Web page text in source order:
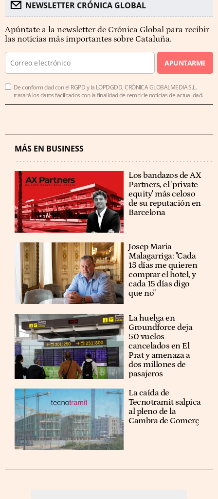
NEWSLETTER CRÓNICA GLOBAL
Apúntate a la newsletter de Crónica Global para recibir
las noticias más importantes sobre Cataluña.
APUNTARME
De conformidad con el RGPD y la LOPDGDD, CRÓNICA GLOBALMEDIA S.L.
tratará los datos facilitados con la finalidad de remitirle noticias de actualidad.
MÁS EN BUSINESS
Los bandazos de AX
Partners, el 'private
equity' más celoso
de su reputación en
Barcelona
​​Josep Maria
Malagarriga: "Cada
15 días me quieren
comprar el hotel, y
cada 15 días digo
que no"
La huelga en
Groundforce deja
50 vuelos
cancelados en El
Prat y amenaza a
dos millones de
pasajeros
La caída de
Tecnotramit salpica
al pleno de la
Cambra de Comerç